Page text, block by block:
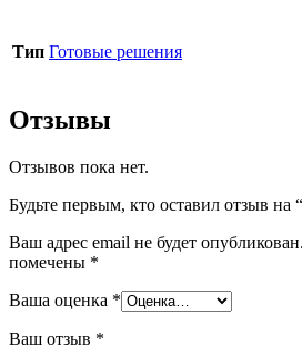
Тип Готовые решения
Отзывы
Отзывов пока нет.
Будьте первым, кто оставил отзыв
Ваш адрес email не будет опубликован.
помечены *
Ваша оценка *
Ваш отзыв *